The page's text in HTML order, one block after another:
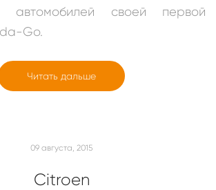
автомобилей своей первой
Go.
Читать дальше
09 августа, 2015
Citroen